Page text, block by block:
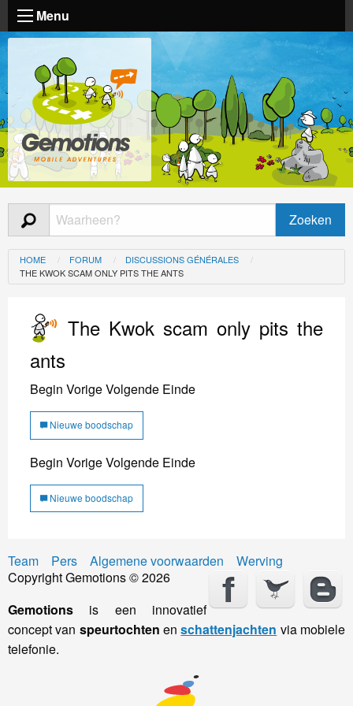
Menu
HOME FORUM
DISCUSSIONS GÉNÉRALES
THE KWOK SCAM ONLY PITS THE ANTS
The Kwok scam only pits the
ants
Begin VorigeVolgende Einde
Nieuwe boodschap
Begin VorigeVolgende Einde
Nieuwe boodschap
Team Pers Algemene voorwaarden
Werving
Copyright Gemotions © 2026
Gemotions is een innovatief
concept van speurtochten enschattenjachten via mobiele
telefonie.